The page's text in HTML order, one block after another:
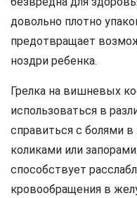
довольно плотно
предотвращает
ноздри ребенка.
Грелка на вишневых
использоваться в
справиться с болями
коликами или
способствует
кровообращения в